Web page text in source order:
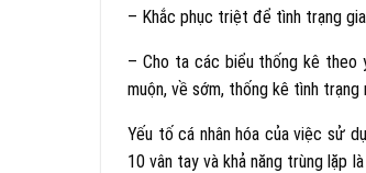
– Khắc phục triệt để tình trạng
– Cho ta các biểu thống kê theo
muộn, về sớm, thống kê tình
Yếu tố cá nhân hóa của việc sử
10 vân tay và khả năng trùng lặp